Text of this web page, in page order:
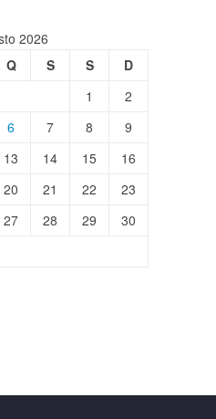
2026
Q S S
D
1
2
6 7 8
9
13 14 15
16
20 21 22
23
27 28 29
30